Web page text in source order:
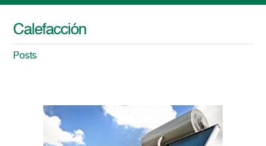
Calefacción
Posts